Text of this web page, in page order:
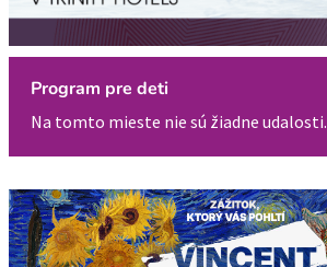
Program pre deti
Na tomto mieste nie sú žiadne udalosti.